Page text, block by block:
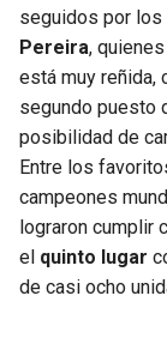
seguidos por los
Pereira,
está muy reñida,
segundo puesto
posibilidad de
Entre los
campeones
lograron cumplir
el quinto lugar
de casi ocho